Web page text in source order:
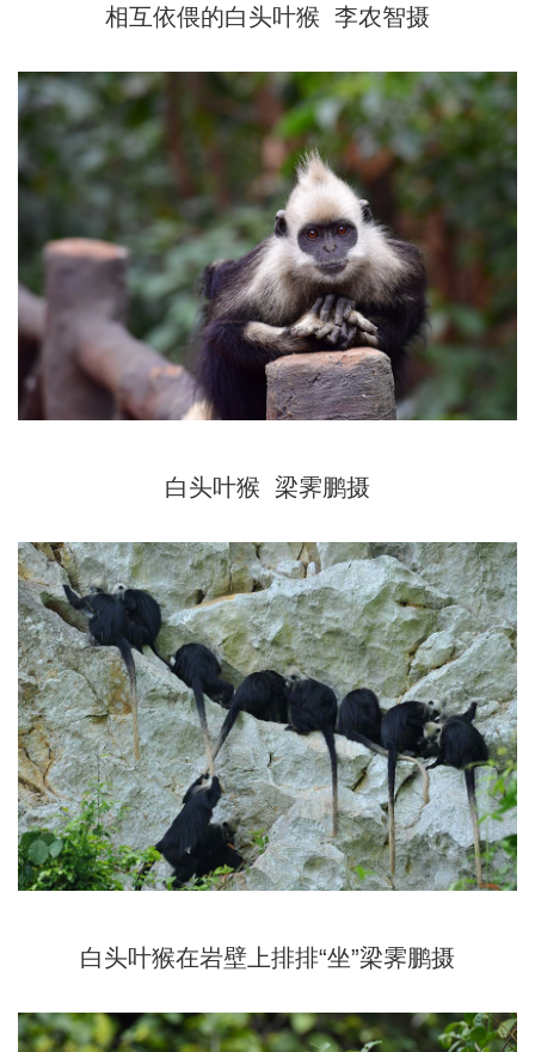
相互依偎的白头叶猴 李农智摄
白头叶猴 梁霁鹏摄
白头叶猴在岩壁上排排“坐”梁霁鹏摄